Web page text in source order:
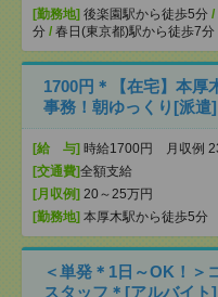
[勤務地] 後楽園駅から徒歩5分 /
分 / 春日(東京都)駅から徒歩7分
1700円＊【在宅】本厚
事務！朝ゆっくり[派遣]
[給 与] 時給1700円 月収例
[交通費]全額支給
[月収例] 20～25万円
[勤務地] 本厚木駅から徒歩5分
＜単発＊1日～OK！＞
スタッフ＊[アルバイト]